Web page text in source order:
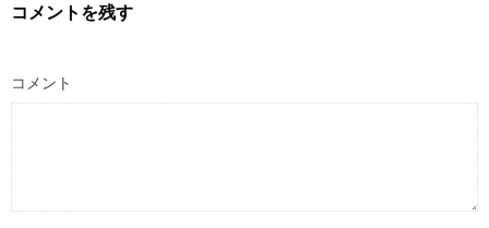
コメントを残す
コメント